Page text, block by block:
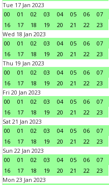
Tue 17 Jan 2023
00
01 02 03 04 05 06 07
16
17 18 19 20 21 22
23
Wed 18 Jan 2023
00
01 02 03 04 05 06 07
16
17 18 19 20 21 22
23
Thu 19 Jan 2023
00
01 02 03 04 05 06 07
16
17 18 19 20 21 22
23
Fri 20 Jan 2023
00
01 02 03 04 05 06 07
16
17 18 19 20 21 22
23
Sat 21 Jan 2023
00
01 02 03 04 05 06 07
16
17 18 19 20 21 22
23
Sun 22 Jan 2023
00
01 02 03 04 05 06 07
16
17 18 19 20 21 22
23
Mon 23 Jan 2023